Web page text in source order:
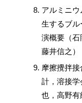
アルミニ
生するブ
演概要（
藤井信之）
摩擦攪拌
計，溶接学
也，高野有